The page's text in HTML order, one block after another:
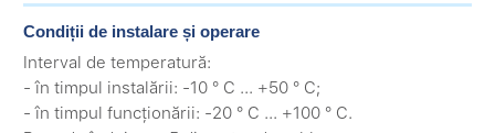
Condiții de instalare și operare
Interval de temperatură:
- în timpul instalării: -10 ° C ... +50 ° C;
- în timpul funcționării: -20 ° C ... +100 ° C.